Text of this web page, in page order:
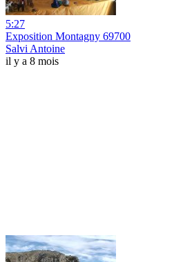
5:27
Exposition Montagny 69700
Salvi Antoine
il y a 8 mois